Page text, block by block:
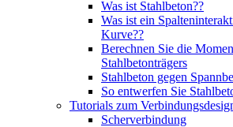
Was ist Stahlbeton??
Was ist ein
Kurve??
Berechnen Sie die
Stahlbetonträgers
Stahlbeton gegen
So entwerfen Sie
Tutorials zum
Scherverbindung